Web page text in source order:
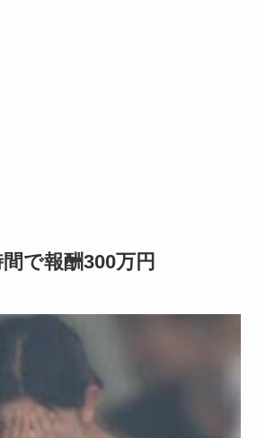
で報酬300万円